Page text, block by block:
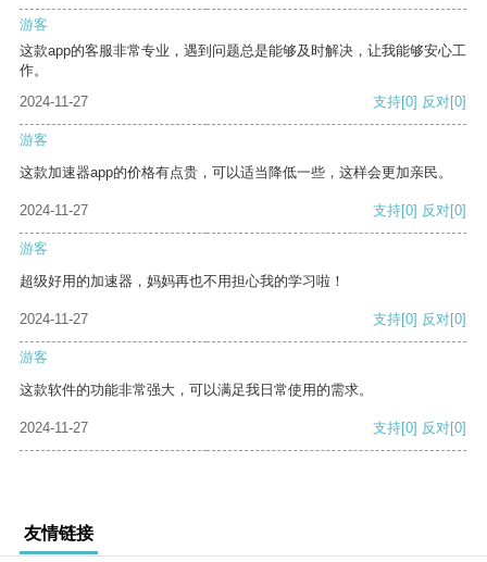
游客
这款app的客服非常专业，遇到问题总是能够及时解决，让我能够安心工
作。
2024-11-27
支持[0] 反对[0]
游客
这款加速器app的价格有点贵，可以适当降低一些，这样会更加亲民。
2024-11-27 支持[0] 反对[0]
游客
超级好用的加速器，妈妈再也不用担心我的学习啦！
2024-11-27 支持[0] 反对[0]
游客
这款软件的功能非常强大，可以满足我日常使用的需求。
2024-11-27 支持[0] 反对[0]
友情链接